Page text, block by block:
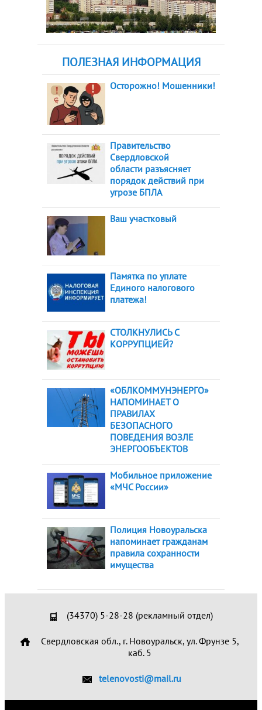
ПОЛЕЗНАЯ ИНФОРМАЦИЯ
Осторожно! Мошенники!
Правительство
Свердловской
области разъясняет
порядок действий при
угрозе БПЛА
Ваш участковый
Памятка по уплате
Единого налогового
платежа!
СТОЛКНУЛИСЬ С
КОРРУПЦИЕЙ?
«ОБЛКОММУНЭНЕРГО»
НАПОМИНАЕТ О
ПРАВИЛАХ
БЕЗОПАСНОГО
ПОВЕДЕНИЯ ВОЗЛЕ
ЭНЕРГООБЪЕКТОВ
Мобильное приложение
«МЧС России»
Полиция Новоуральска
напоминает гражданам
правила сохранности
имущества
(34370) 5-28-28 (рекламный отдел)
Свердловская обл., г. Новоуральск, ул. Фрунзе 5,
каб. 5
telenovosti@mail.ru